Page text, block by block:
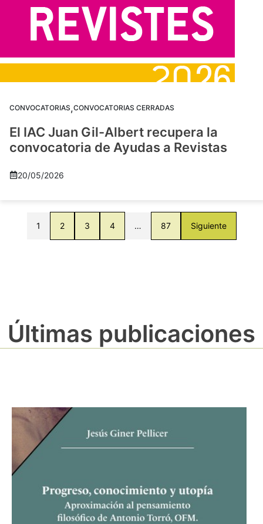
CONVOCATORIAS,CONVOCATORIAS CERRADAS
El IAC Juan Gil-Albert recupera la
convocatoria de Ayudas a Revistas
20/05/2026
1 2 3 4 … 87 Siguiente
Últimas publicaciones